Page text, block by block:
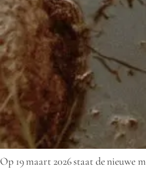
Op 19 maart 2026 staat de nieuwe